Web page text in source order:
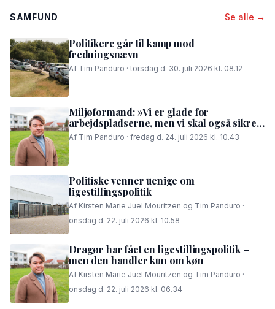
SAMFUND Se alle →
Politikere går til kamp mod
fredningsnævn
Af Tim Panduro · torsdag d. 30. juli 2026 kl. 08.12
Miljøformand: »Vi er glade for
arbejdspladserne, men vi skal også sikre,
at folk i området kan få en god nattesøvn«
Af Tim Panduro · fredag d. 24. juli 2026 kl. 10.43
Politiske venner uenige om
ligestillingspolitik
Af Kirsten Marie Juel Mouritzen og Tim Panduro ·
onsdag d. 22. juli 2026 kl. 10.58
Dragør har fået en ligestillingspolitik –
men den handler kun om køn
Af Kirsten Marie Juel Mouritzen og Tim Panduro ·
onsdag d. 22. juli 2026 kl. 06.34